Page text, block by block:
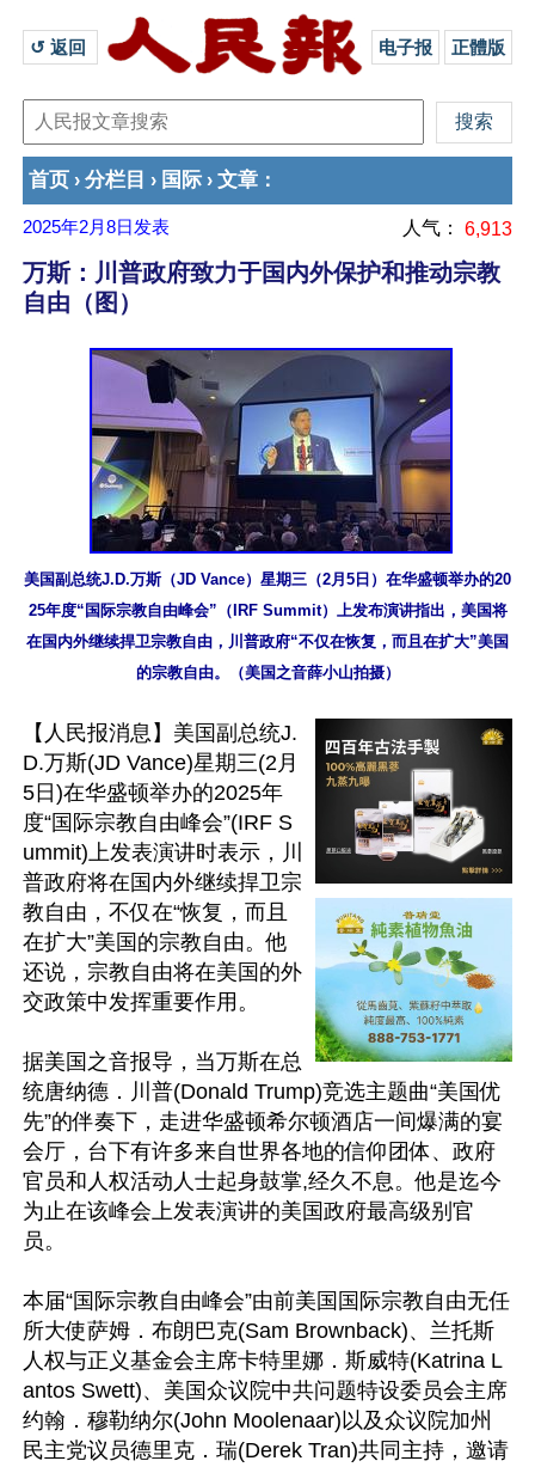
↺ 返回 电子报 正體版
首页 › 分栏目 › 国际 › 文章 ：
2025年2月8日 发表 人气： 6,913
万斯：川普政府致力于国内外保护和推动宗教
自由（图）
美国副总统J.D.万斯（JD Vance）星期三（2月5日）在华盛顿举办的20
25年度“国际宗教自由峰会”（IRF Summit）上发布演讲指出，美国将
在国内外继续捍卫宗教自由，川普政府“不仅在恢复，而且在扩大”美国
的宗教自由。（美国之音薛小山拍摄）
【人民报消息】美国副总统J.
D.万斯(JD Vance)星期三(2月
5日)在华盛顿举办的2025年
度“国际宗教自由峰会”(IRF S
ummit)上发表演讲时表示，川
普政府将在国内外继续捍卫宗
教自由，不仅在“恢复，而且
在扩大”美国的宗教自由。他
还说，宗教自由将在美国的外
交政策中发挥重要作用。
据美国之音报导，当万斯在总
统唐纳德．川普(Donald Trump)竞选主题曲“美国优
先”的伴奏下，走进华盛顿希尔顿酒店一间爆满的宴
会厅，台下有许多来自世界各地的信仰团体、政府
官员和人权活动人士起身鼓掌,经久不息。他是迄今
为止在该峰会上发表演讲的美国政府最高级别官
员。
本届“国际宗教自由峰会”由前美国国际宗教自由无任
所大使萨姆．布朗巴克(Sam Brownback)、兰托斯
人权与正义基金会主席卡特里娜．斯威特(Katrina L
antos Swett)、美国众议院中共问题特设委员会主席
约翰．穆勒纳尔(John Moolenaar)以及众议院加州
民主党议员德里克．瑞(Derek Tran)共同主持，邀请